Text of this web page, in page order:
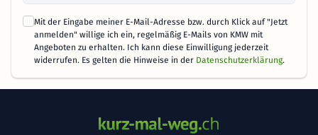
Mit der Eingabe meiner E-Mail-Adresse bzw. durch Klick auf "Jetzt
anmelden" willige ich ein, regelmäßig E-Mails von KMW mit
Angeboten zu erhalten. Ich kann diese Einwilligung jederzeit
widerrufen. Es gelten die Hinweise in der Datenschutzerklärung.